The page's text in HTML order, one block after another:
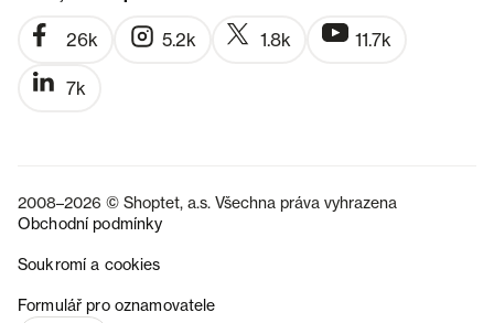
26k 5.2k 1.8k 11.7k
7k
2008–2026 © Shoptet, a.s. Všechna práva vyhrazena
Obchodní podmínky
Soukromí a cookies
Formulář pro oznamovatele